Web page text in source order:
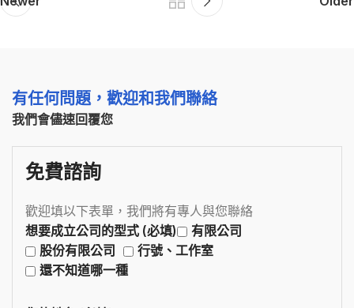
有任何問題，歡迎和我們聯絡
我們會儘速回覆您
免費諮詢
歡迎填以下表單，我們將有專人與您聯絡
想要成立公司的型式 (必填)
有限公司
股份有限公司
行號、工作室
還不知道哪一種